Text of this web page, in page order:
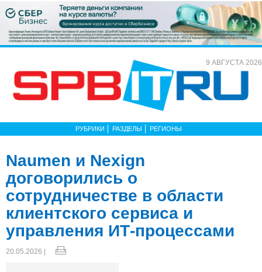
9 АВГУСТА 2026
РУБРИКИ РАЗДЕЛЫ РЕГИОНЫ
Naumen и Nexign
договорились о
сотрудничестве в области
клиентского сервиса и
управления ИТ-процессами
20.05.2026 |